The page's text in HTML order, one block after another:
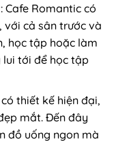
Romantic có
cả sân trước và
học tập hoặc làm
tới để học tập
thiết kế hiện đại,
mắt. Đến đây
đồ uống ngon mà